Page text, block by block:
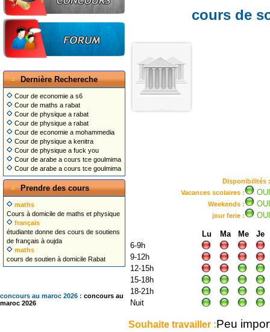
Dernière Rechereche
Cour de economie a s6
Cour de maths a rabat
Cour de physique a rabat
Cour de physique a rabat
Cour de economie a mohammedia
Cour de physique a kenitra
Cour de physique a fuck you
Cour de arabe a cours tce goulmima
Cour de arabe a cours tce goulmima
Prendre des cours
maths
Cours à domicile de maths et physique
français
étudiante donne des cours de soutiens
de français à oujda
maths
cours de soutien à domicile Rabat
concours au maroc 2026 : concours au
maroc 2026
cours de
Disponibilités :
Vacances scolaires :
OUI
Weekends : OUI
jour ferie : OUI
Lu Ma Me
Je
6-9h
9-12h
12-15h
15-18h
18-21h
Nuit
Souhaite travailler :Peu